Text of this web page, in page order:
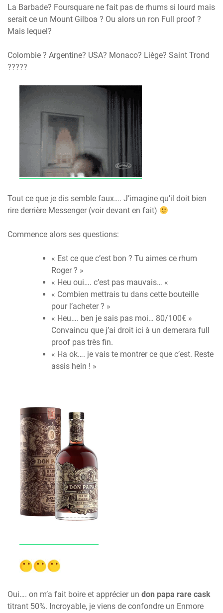
La Barbade? Foursquare ne fait pas de rhums si lourd mais
serait ce un Mount Gilboa ? Ou alors un ron Full proof ?
Mais lequel?
Colombie ? Argentine? USA? Monaco? Liège? Saint Trond
?????
Tout ce que je dis semble faux…. J’imagine qu’il doit bien
rire derrière Messenger (voir devant en fait)
Commence alors ses questions:
« Est ce que c’est bon ? Tu aimes ce rhum
Roger ? »
« Heu oui…. c’est pas mauvais… «
« Combien mettrais tu dans cette bouteille
pour l’acheter ? »
« Heu…. ben je sais pas moi… 80/100€ »
Convaincu que j’ai droit ici à un demerara full
proof pas très fin.
« Ha ok…. je vais te montrer ce que c’est. Reste
assis hein ! »
Oui…. on m’a fait boire et apprécier un don papa rare cask
titrant 50%. Incroyable, je viens de confondre un Enmore